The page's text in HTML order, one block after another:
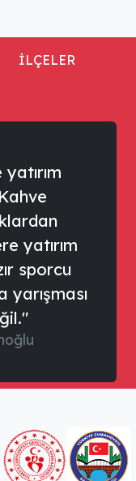
İLÇELER
yatırım
sporcu
yarışması